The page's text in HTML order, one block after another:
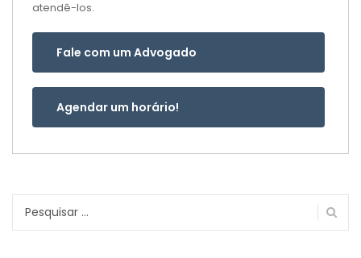
atendê-los.
Fale com um Advogado
Agendar um horário!
Pesquisar